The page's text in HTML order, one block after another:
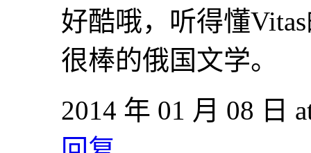
好酷哦，听得懂
很棒的俄国文学。
2014 年 01 月 08 日